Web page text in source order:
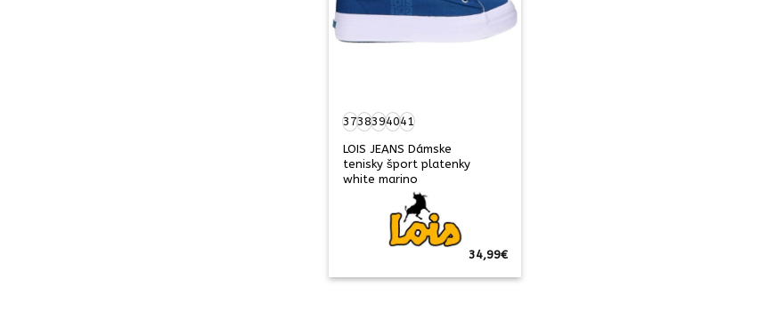
3738394041
LOIS JEANS Dámske
tenisky šport platenky
white marino
34,99€